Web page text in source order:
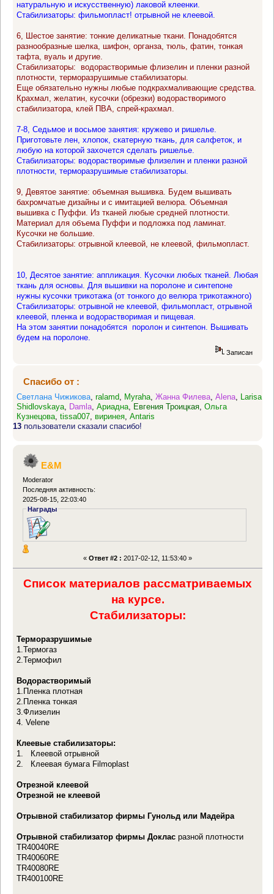
натуральную и искусственную) лаковой клеенки.
Стабилизаторы: фильмопласт! отрывной не клеевой.
6, Шестое занятие: тонкие деликатные ткани. Понадобятся
разнообразные шелка, шифон, органза, тюль, фатин, тонкая
тафта, вуаль и другие.
Стабилизаторы: водорастворимые флизелин и пленки разной
плотности, терморазрушимые стабилизаторы.
Еще обязательно нужны любые подкрахмаливающие средства.
Крахмал, желатин, кусочки (обрезки) водорастворимого
стабилизатора, клей ПВА, спрей-крахмал.
7-8, Седьмое и восьмое занятия: кружево и ришелье.
Приготовьте лен, хлопок, скатерную ткань, для салфеток, и
любую на которой захочется сделать ришелье.
Стабилизаторы: водорастворимые флизелин и пленки разной
плотности, терморазрушимые стабилизаторы.
9, Девятое занятие: объемная вышивка. Будем вышивать
бахромчатые дизайны и с имитацией велюра. Объемная
вышивка с Пуффи. Из тканей любые средней плотности.
Материал для объема Пуффи и подложка под ламинат.
Кусочки не большие.
Стабилизаторы: отрывной клеевой, не клеевой, фильмопласт.
10, Десятое занятие: аппликация. Кусочки любых тканей. Любая
ткань для основы. Для вышивки на поролоне и синтепоне
нужны кусочки трикотажа (от тонкого до велюра трикотажного)
Стабилизаторы: отрывной не клеевой, фильмопласт, отрывной
клеевой, пленка и водорастворимая и пищевая.
На этом занятии понадобятся поролон и синтепон. Вышивать
будем на поролоне.
Записан
Спасибо от :
Светлана Чижикова ,ralamd Myraha ,Жанна Филева ,Alena
Larisa
Shidlovskaya
Damla ,Ариадна Евгения Троицкая ,Ольга
Кузнецова ,tissa007 ,виринея ,Antaris
13 пользователи сказали спасибо!
E&M
Moderator
Последняя активность:
2025-08-15, 22:03:40
Награды
« Ответ #2 : 2017-02-12, 11:53:40 »
Список материалов рассматриваемых
на курсе.
Стабилизаторы:
Терморазрушимые
1.Термогаз
2.Термофил
Водорастворимый
1.Пленка плотная
2.Пленка тонкая
3.Флизелин
4. Velene
Клеевые стабилизаторы:
1. Клеевой отрывной
2. Клеевая бумага Filmoplast
Отрезной клеевой
Отрезной не клеевой
Отрывной стабилизатор фирмы Гунольд или Мадейра
Отрывной стабилизатор фирмы Докласразной плотности
TR40040RE
TR40060RE
TR40080RE
TR400100RE